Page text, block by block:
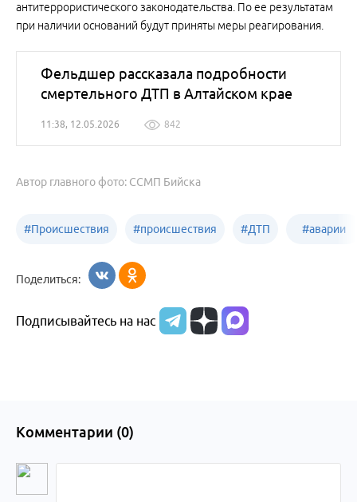
антитеррористического законодательства. По ее результатам
при наличии оснований будут приняты меры реагирования.
Фельдшер рассказала подробности
смертельного ДТП в Алтайском крае
11:38, 12.05.2026 842
Автор главного фото: ССМП Бийска
#Происшествия #происшествия
Алтайский край
#ДТП #аварии
Поделиться:
Подписывайтесь на нас
Комментарии (0)